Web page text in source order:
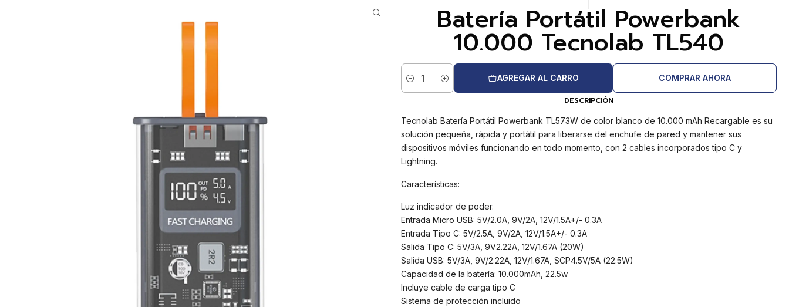
Batería Portátil Powerbank
10.000 Tecnolab TL540
Cantidad
AGREGAR AL CARRO COMPRAR AHORA
DESCRIPCIÓN
Tecnolab Batería Portátil Powerbank TL573W de color blanco de 10.000 mAh Recargable es su
solución pequeña, rápida y portátil para liberarse del enchufe de pared y mantener sus
dispositivos móviles funcionando en todo momento, con 2 cables incorporados tipo C y
Lightning.
Características:
Luz indicador de poder.
Entrada Micro USB: 5V/2.0A, 9V/2A, 12V/1.5A+/- 0.3A
Entrada Tipo C: 5V/2.5A, 9V/2A, 12V/1.5A+/- 0.3A
Salida Tipo C: 5V/3A, 9V2.22A, 12V/1.67A (20W)
Salida USB: 5V/3A, 9V/2.22A, 12V/1.67A, SCP4.5V/5A (22.5W)
Capacidad de la batería: 10.000mAh, 22.5w
Incluye cable de carga tipo C
Sistema de protección incluido